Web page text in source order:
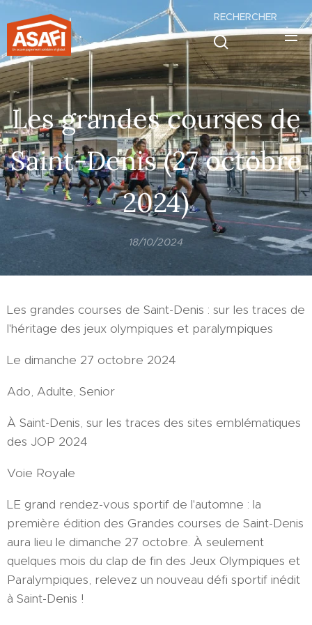
.
RECHERCHER
Les grandes courses de
Saint-Denis (27 octobre
2024)
18/10/2024
Les grandes courses de Saint-Denis : sur les traces de
l'héritage des jeux olympiques et paralympiques
Le dimanche 27 octobre 2024
Ado, Adulte, Senior
À Saint-Denis, sur les traces des sites emblématiques
des JOP 2024
Voie Royale
LE grand rendez-vous sportif de l'automne : la
première édition des Grandes courses de Saint-Denis
aura lieu le dimanche 27 octobre. À seulement
quelques mois du clap de fin des Jeux Olympiques et
Paralympiques, relevez un nouveau défi sportif inédit
à Saint-Denis !